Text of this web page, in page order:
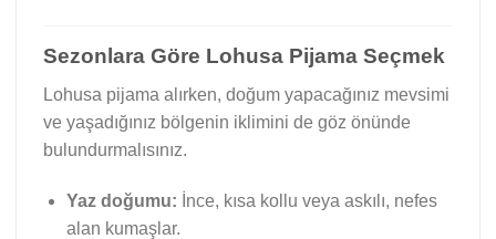
Sezonlara Göre Lohusa Pijama Seçmek
Lohusa pijama alırken, doğum yapacağınız mevsimi
ve yaşadığınız bölgenin iklimini de göz önünde
bulundurmalısınız.
Yaz doğumu: İnce, kısa kollu veya askılı, nefes
alan kumaşlar.